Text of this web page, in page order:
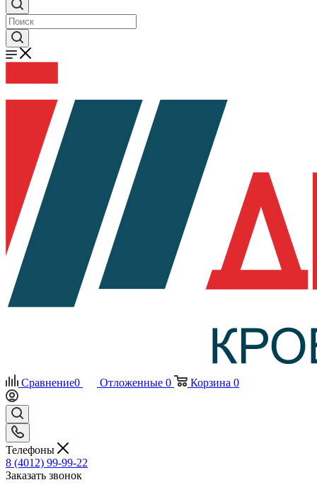
Сравнение0 Отложенные 0 Корзина 0
Телефоны
8 (4012) 99-99-22
Заказать звонок